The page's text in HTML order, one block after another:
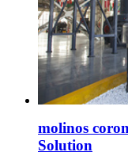
molinos
Solution